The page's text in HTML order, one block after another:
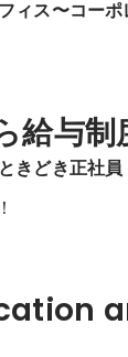
ィス〜コー
給与
きどき正社員